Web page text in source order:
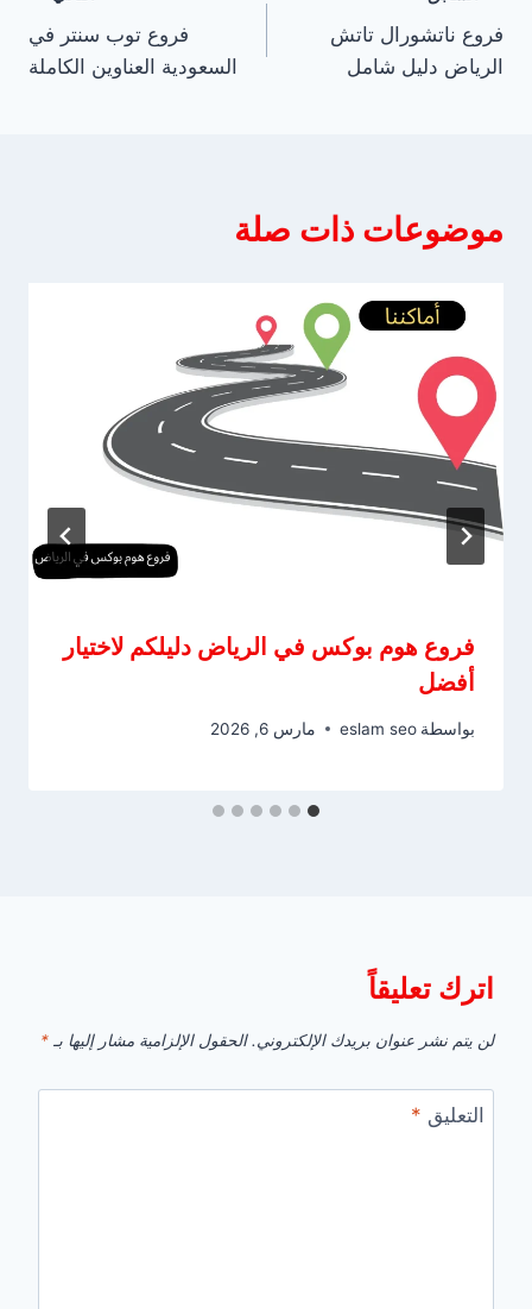
المقالات
فروع ناتشورال تاتش
الرياض دليل شامل
فروع توب سنتر في
السعودية العناوين الكاملة
موضوعات ذات صلة
فروع هوم بوكس في الرياض دليلكم لاختيار
أفضل
بواسطة eslam seo مارس 6, 2026
اترك تعليقاً
لن يتم نشر عنوان بريدك الإلكتروني. الحقول الإلزامية مشار إليها بـ *
التعليق *